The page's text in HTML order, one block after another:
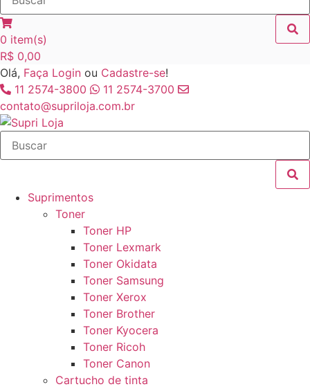
0 item(s)
R$ 0,00
Olá, Faça Login ou Cadastre-se!
11 2574-3800
11 2574-3700
contato@supriloja.com.br
Suprimentos
Toner
Toner HP
Toner Lexmark
Toner Okidata
Toner Samsung
Toner Xerox
Toner Brother
Toner Kyocera
Toner Ricoh
Toner Canon
Cartucho de tinta